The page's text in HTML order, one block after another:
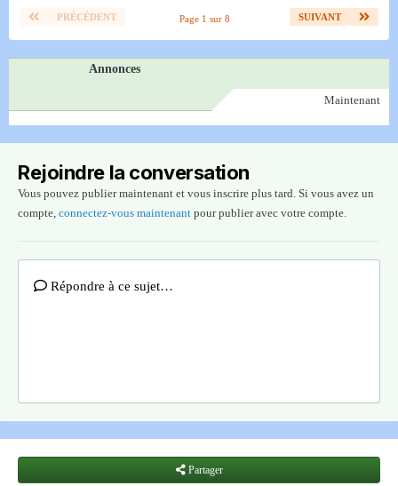
PRÉCÉDENT SUIVANT
Page 1 sur 8
Annonces
Maintenant
Rejoindre la conversation
Vous pouvez publier maintenant et vous inscrire plus tard. Si vous avez un
compte, connectez-vous maintenant pour publier avec votre compte.
Répondre à ce sujet…
Partager